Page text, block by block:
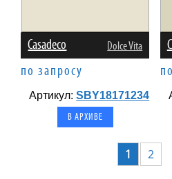
Casadeco Dolce Vita
по запросу
Артикул:SBY18171234
В АРХИВЕ
1 2